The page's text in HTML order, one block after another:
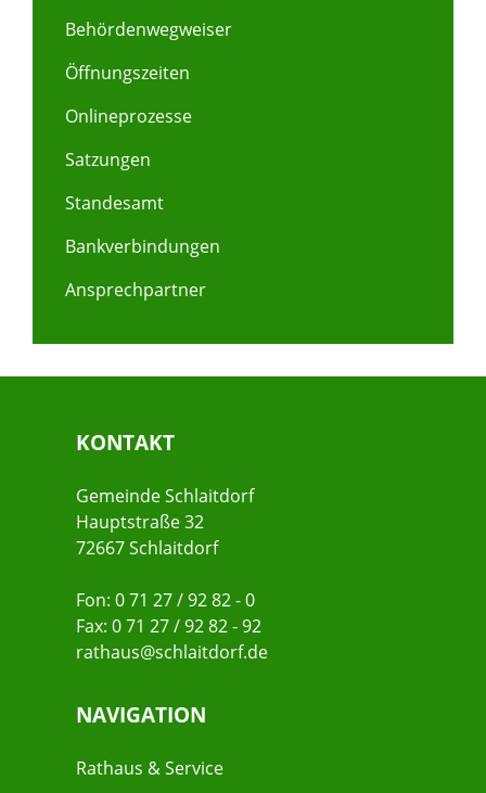
Behördenwegweiser
Öffnungszeiten
Onlineprozesse
Satzungen
Standesamt
Bankverbindungen
Ansprechpartner
KONTAKT
Gemeinde Schlaitdorf
Hauptstraße 32
72667 Schlaitdorf
Fon: 0 71 27 / 92 82 - 0
Fax: 0 71 27 / 92 82 - 92
rathaus@schlaitdorf.de
NAVIGATION
Rathaus & Service